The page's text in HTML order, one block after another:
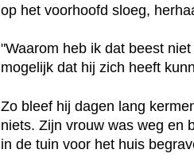
op het voorhoofd sloeg,
"Waarom heb ik dat beest
mogelijk dat hij zich heeft
Zo bleef hij dagen lang
niets. Zijn vrouw was weg en
in de tuin voor het huis